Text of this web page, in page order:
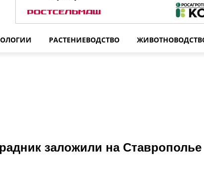
РАСТЕНИЕВОДСТВО
заложили на Ставрополье